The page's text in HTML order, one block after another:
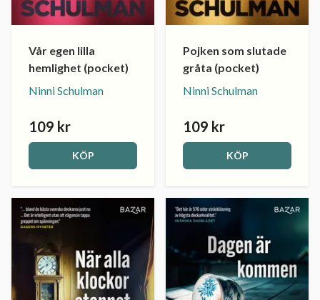
Vår egen lilla
hemlighet (pocket)
Ninni Schulman
109 kr
KÖP
Pojken som slutade
gråta (pocket)
Ninni Schulman
109 kr
KÖP